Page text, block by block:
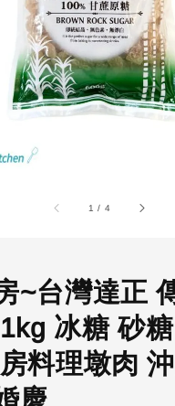
1 / 4
~台灣達正
冰糖 砂
料理墩肉
慶